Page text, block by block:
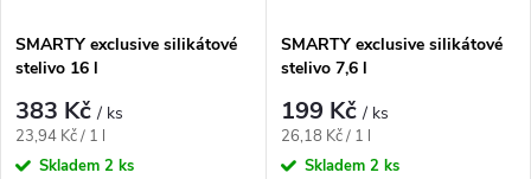
p
r
s
p
r
SMARTY exclusive silikátové
stelivo 16 l
383 Kč/ ks
Měrná
cena:
23,94 Kč / 1 l
Skladem 2 ks
SMARTY exclusive silikátové
stelivo 7,6 l
199 Kč/ ks
Měrná
cena:
26,18 Kč / 1 l
Skladem 2 ks